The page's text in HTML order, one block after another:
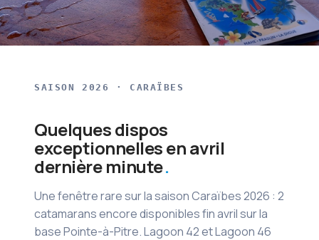
SAISON 2026 · CARAÏBES
Quelques dispos
exceptionnelles en avril
dernière minute
Une fenêtre rare sur la saison Caraïbes 2026 : 2
catamarans encore disponibles fin avril sur la
base Pointe-à-Pitre. Lagoon 42 et Lagoon 46